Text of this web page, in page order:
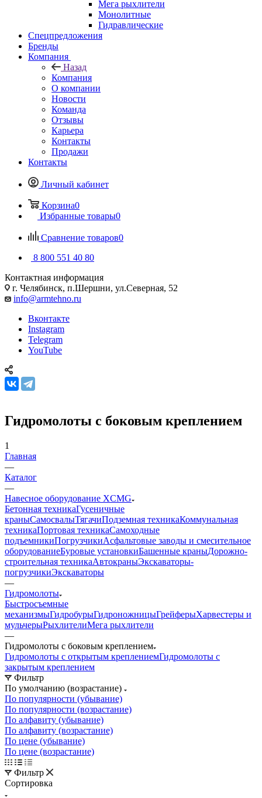
Мега рыхлители
Монолитные
Гидравлические
Спецпредложения
Бренды
Компания
Назад
Компания
О компании
Новости
Команда
Отзывы
Карьера
Контакты
Продажи
Контакты
Личный кабинет
Корзина0
Избранные товары0
Сравнение товаров0
8 800 551 40 80
Контактная информация
г. Челябинск, п.Шершни, ул.Северная, 52
info@armtehno.ru
Вконтакте
Instagram
Telegram
YouTube
Гидромолоты с боковым креплением
1
Главная
—
Каталог
—
Навесное оборудование XCMG
Бетонная техникаГусеничные
краныСамосвалыТягачиПодземная техникаКоммунальная
техникаПортовая техникаСамоходные
подъемникиПогрузчикиАсфальтовые заводы и смесительное
оборудованиеБуровые установкиБашенные краныДорожно-
строительная техникаАвтокраныЭкскаваторы-
погрузчикиЭкскаваторы
—
Гидромолоты
Быстросъемные
механизмыГидробурыГидроножницыГрейферыХарвестеры и
мульчерыРыхлителиМега рыхлители
—
Гидромолоты с боковым креплением
Гидромолоты с открытым креплениемГидромолоты с
закрытым креплением
Фильтр
По умолчанию (возрастание)
По популярности (убывание)
По популярности (возрастание)
По алфавиту (убывание)
По алфавиту (возрастание)
По цене (убывание)
По цене (возрастание)
Фильтр
Сортировка